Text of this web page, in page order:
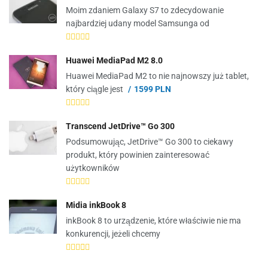
Moim zdaniem Galaxy S7 to zdecydowanie
najbardziej udany model Samsunga od
Huawei MediaPad M2 8.0
Huawei MediaPad M2 to nie najnowszy już tablet,
który ciągle jest
1599 PLN
Transcend JetDrive™ Go 300
Podsumowując, JetDrive™ Go 300 to ciekawy
produkt, który powinien zainteresować
użytkowników
Midia inkBook 8
inkBook 8 to urządzenie, które właściwie nie ma
konkurencji, jeżeli chcemy